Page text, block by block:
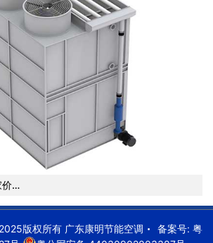
价…
版权所有 广东康明节能空调 备案号: 粤